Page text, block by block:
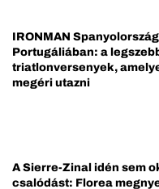
IRONMAN
Portugáliában: a
triatlonversenyek,
megéri utazni
A Sierre-Zinal idén sem
csalódást: Florea